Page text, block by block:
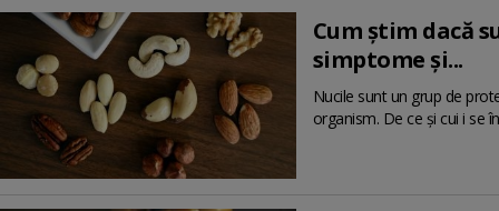
Cum știm dacă
simptome și...
Nucile sunt un grup de
organism. De ce și cui i se